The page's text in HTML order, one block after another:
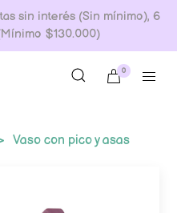
sin interés (Sin mínimo), 6
$130.000)
0
Vaso con pico y asas